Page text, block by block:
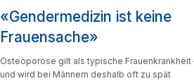
«Gendermedizin ist keine
Frauensache»
Osteoporose gilt als typische Frauenkrankheit
und wird bei Männern deshalb oft zu spät